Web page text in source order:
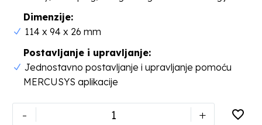
Dimenzije:
114 x 94 x 26 mm
Postavljanje i upravljanje:
Jednostavno postavljanje i upravljanje pomoću
MERCUSYS aplikacije
- +